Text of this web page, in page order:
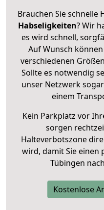
Brauchen Sie schnelle
Habseligkeiten? Wir
es wird schnell,
Auf Wunsch
verschiedenen
Sollte es notwendig
unser Netzwerk
einem
Kein Parkplatz vor
sorgen
Halteverbotszone
wird, damit Sie einen
Tübingen
Kostenlose